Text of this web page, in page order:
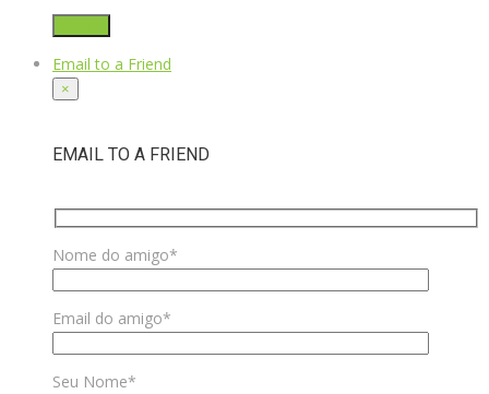
Email to a Friend
×
EMAIL TO A FRIEND
Nome do amigo*
Email do amigo*
Seu Nome*